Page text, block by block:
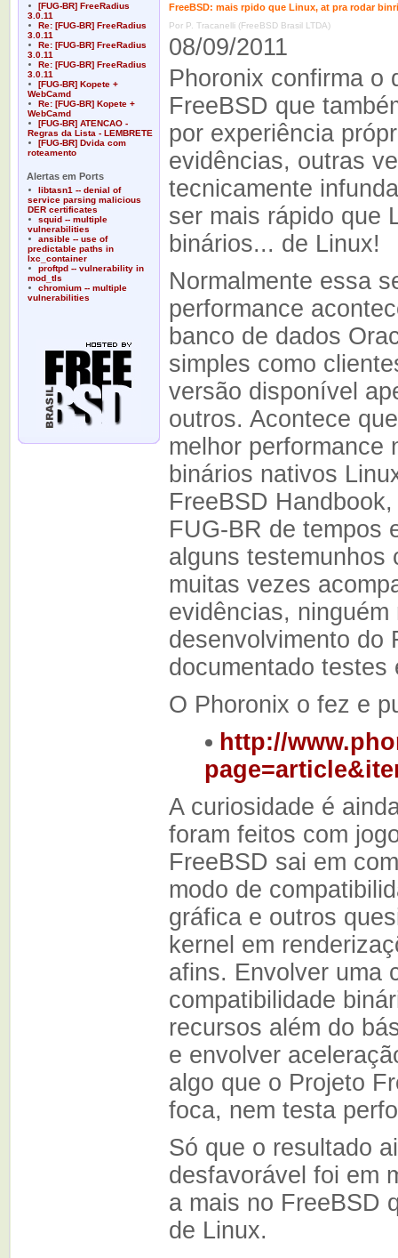
[FUG-BR] FreeRadius
3.0.11
Re: [FUG-BR] FreeRadius
3.0.11
Re: [FUG-BR] FreeRadius
3.0.11
Re: [FUG-BR] FreeRadius
3.0.11
[FUG-BR] Kopete +
WebCamd
Re: [FUG-BR] Kopete +
WebCamd
[FUG-BR] ATENCAO -
Regras da Lista - LEMBRETE
[FUG-BR] Dvida com
roteamento
Alertas em Ports
libtasn1 -- denial of
service parsing malicious
DER certificates
squid -- multiple
vulnerabilities
ansible -- use of
predictable paths in
lxc_container
proftpd -- vulnerability in
mod_tls
chromium -- multiple
vulnerabilities
FreeBSD: mais rpido que Linux, at pra rodar
Por P. Tracanelli (FreeBSD Brasil LTDA)
08/09/2011
Phoronix confirma o
FreeBSD que
por experiência
evidências, outras
tecnicamente
ser mais rápido que
binários... de Linux!
Normalmente essa
performance
banco de dados
simples como
versão disponível
outros. Acontece
melhor performance
binários nativos
FreeBSD
FUG-BR de tempos
alguns testemunhos
muitas vezes
evidências, ninguém
desenvolvimento do
documentado
O Phoronix o fez e
http://
A curiosidade é
foram feitos com
FreeBSD sai em
modo de
gráfica e outros
kernel em
afins. Envolver uma
compatibilidade
recursos além do
e envolver
algo que o Projeto
foca, nem testa
Só que o resultado
desfavorável foi em
a mais no FreeBSD
de Linux.